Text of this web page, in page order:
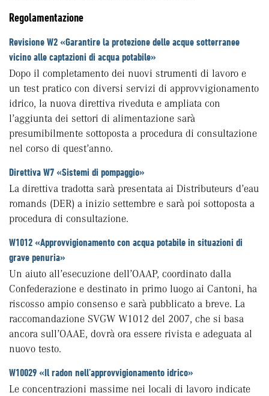
Regolamentazione
Revisione W2 «Garantire la protezione delle acque sotterranee
vicino alle captazioni di acqua potabile»
Dopo il completamento dei nuovi strumenti di lavoro e
un test pratico con diversi servizi di approvvigionamento
idrico, la nuova direttiva riveduta e ampliata con
l’aggiunta dei settori di alimentazione sarà
presumibilmente sottoposta a procedura di consultazione
nel corso di quest’anno.
Direttiva W7 «Sistemi di pompaggio»
La direttiva tradotta sarà presentata ai Distributeurs d’eau
romands (DER) a inizio settembre e sarà poi sottoposta a
procedura di consultazione.
W1012 «Approvvigionamento con acqua potabile in situazioni di
grave penuria»
Un aiuto all’esecuzione dell’OAAP, coordinato dalla
Confederazione e destinato in primo luogo ai Cantoni, ha
riscosso ampio consenso e sarà pubblicato a breve. La
raccomandazione SVGW W1012 del 2007, che si basa
ancora sull’OAAE, dovrà ora essere rivista e adeguata al
nuovo testo.
W10029 «Il radon nell’approvvigionamento idrico»
Le concentrazioni massime nei locali di lavoro indicate